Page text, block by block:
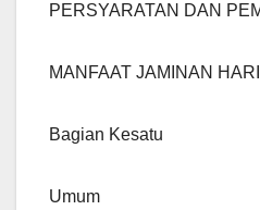
PERSYARATAN DAN
MANFAAT JAMINAN
Bagian Kesatu
Umum